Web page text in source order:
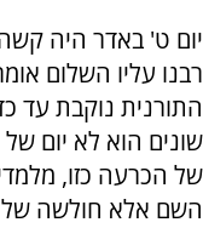
יום ט' באדר היה
רבנו עליו השלום
התורנית נוקבת עד
שונים הוא לא יום
של הכרעה כזו,
השם אלא חולשה